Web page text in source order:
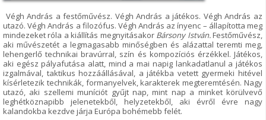
Végh András a festőművész. Végh András a játékos. Végh András az
utazó. Végh András a filozófus. Végh András az ínyenc – állapította meg
mindezeket róla a kiállítás megnyitásakor Bársony István.Festőművész,
aki művészetét a legmagasabb minőségben és alázattal teremti meg,
lehengerlő technikai bravúrral, szín és kompozíciós érzékkel. Játékos,
aki egész pályafutása alatt, mind a mai napig lankadatlanul a játékos
izgalmával, taktikus hozzáállásával, a játékba vetett gyermeki hitével
kísérletezik technikák, formanyelvek, karakterek megteremtésén. Nagy
utazó, aki szellemi muníciót gyűjt nap, mint nap a minket körülvevő
leghétköznapibb jelenetekből, helyzetekből, aki évről évre nagy
kalandokba kezdve járja Európa bohémebb felét.